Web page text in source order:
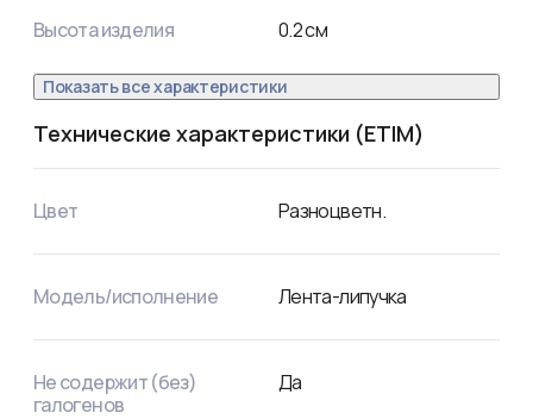
Высота изделия 0.2см
Показать все характеристики
Технические характеристики (ETIM)
Цвет Разноцветн.
Модель/исполнение Лента-липучка
Не содержит (без)
галогенов
Да